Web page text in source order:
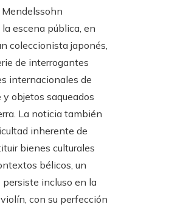
Mendelssohn
escena pública, en
coleccionista japonés,
de interrogantes
internacionales de
objetos saqueados
La noticia también
inherente de
bienes culturales
bélicos, un
persiste incluso en la
con su perfección